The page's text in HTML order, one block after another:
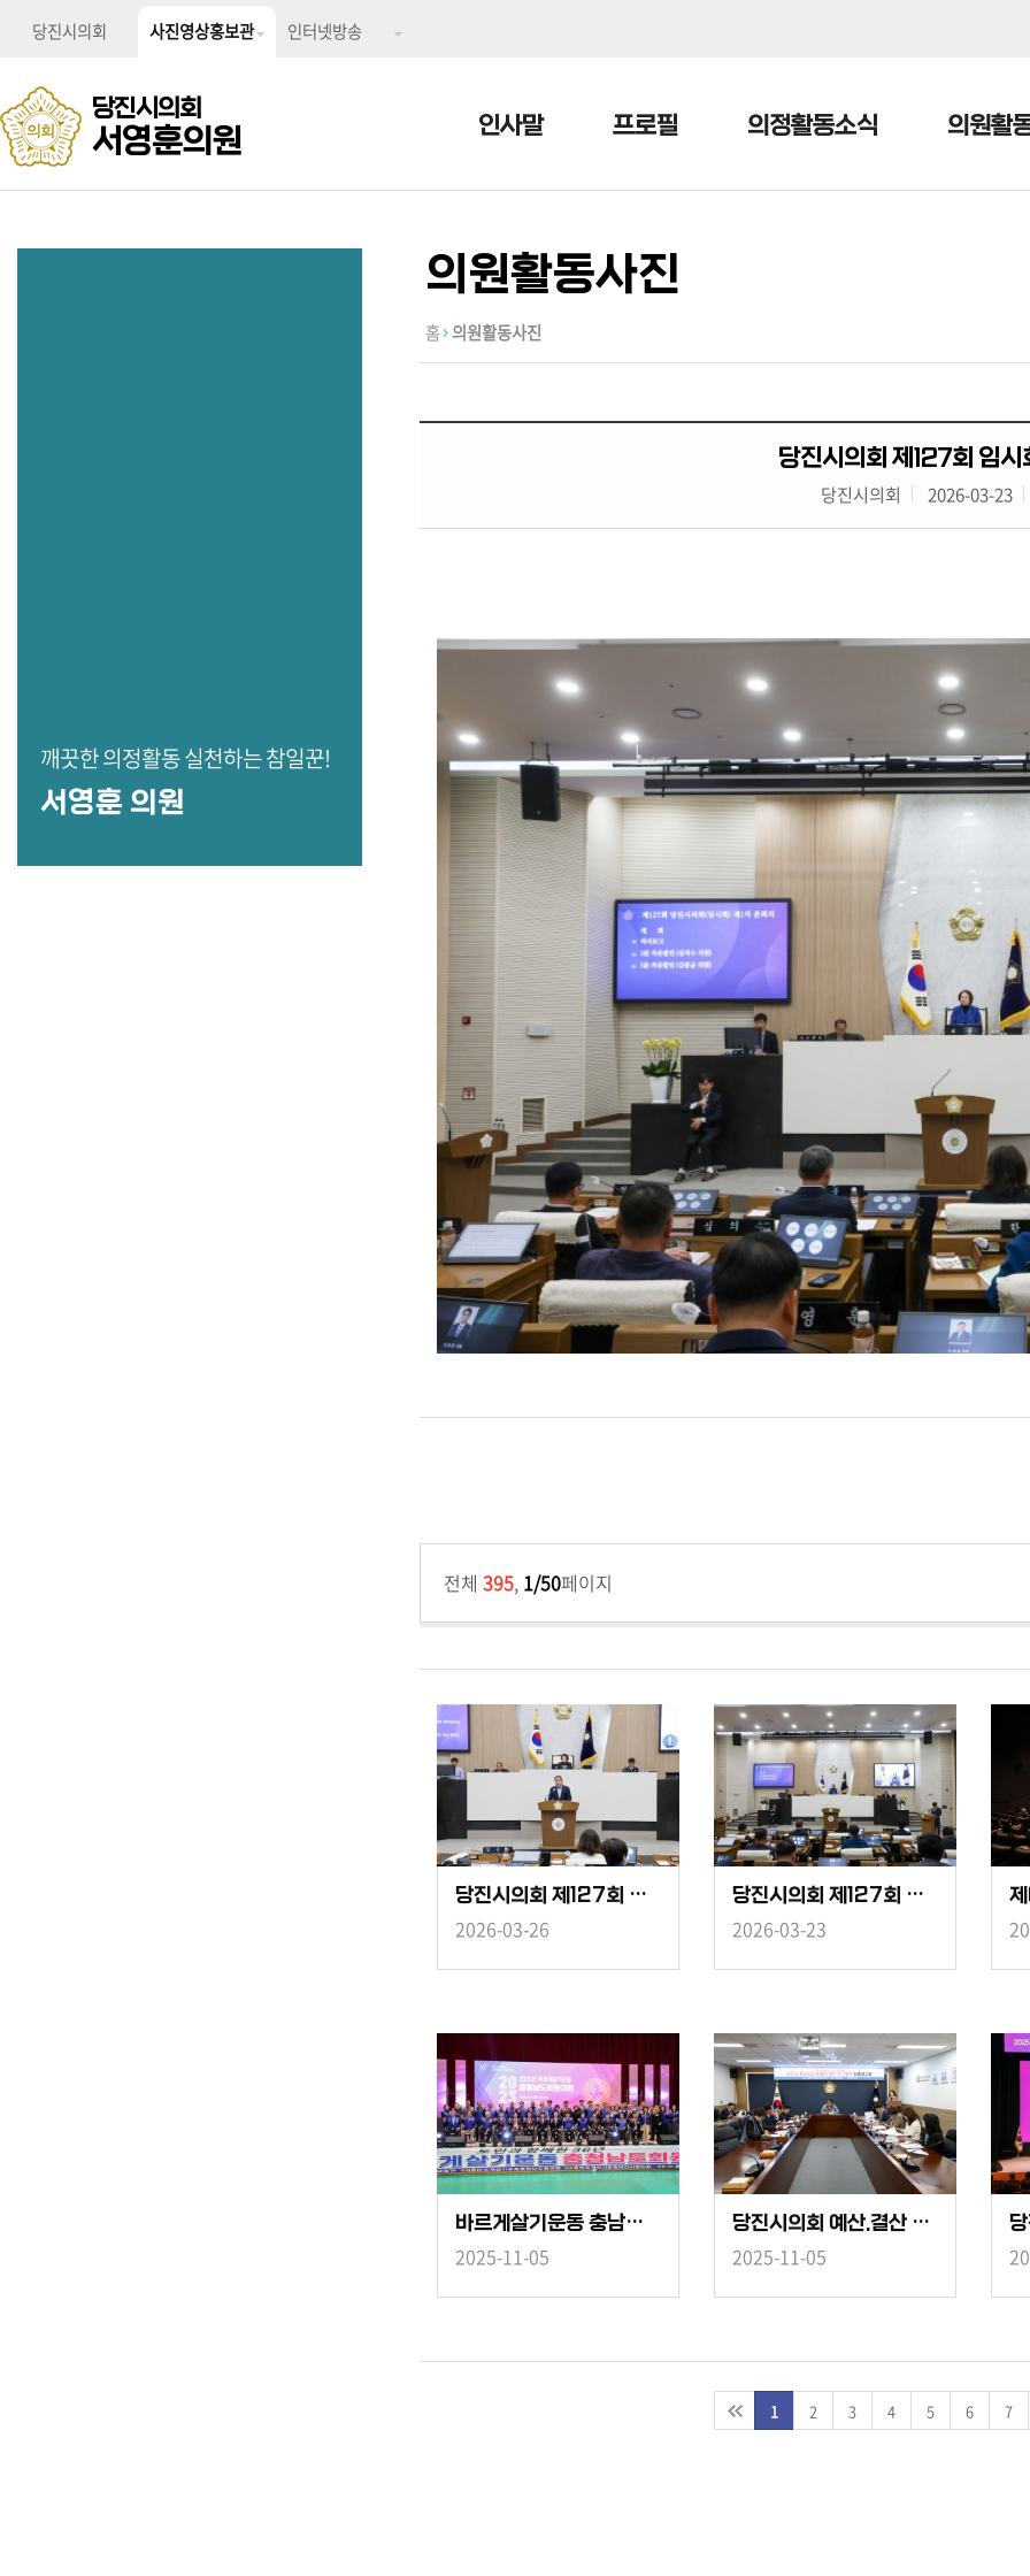
당진시의회
서영훈의원
당진시의회 사진영상홍보관 인터넷방송
인사말 프로필 의정활동소식 의원활
깨끗한 의정활동 실천하는 참일꾼!
서영훈 의원
홈 의원활동사진
의원활동사진
당진시의회 제127회 임시
당진시의회 2026-03-23
전체 395, 1/50페이지
당진시의회 제127회 임시회 제2차 본회의
2026-03-26
당진시의회 제127회 임시회 제1차 본회의
2026-03-23
바르게살기운동 충남도 회원대회
2025-11-05
당진시의회 예산.결산 연구모임 최종보고회
2025-11-05
1 2 3 4 5 6 7